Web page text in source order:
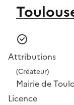
Attributions
(Créateur)
Mairie de
Licence